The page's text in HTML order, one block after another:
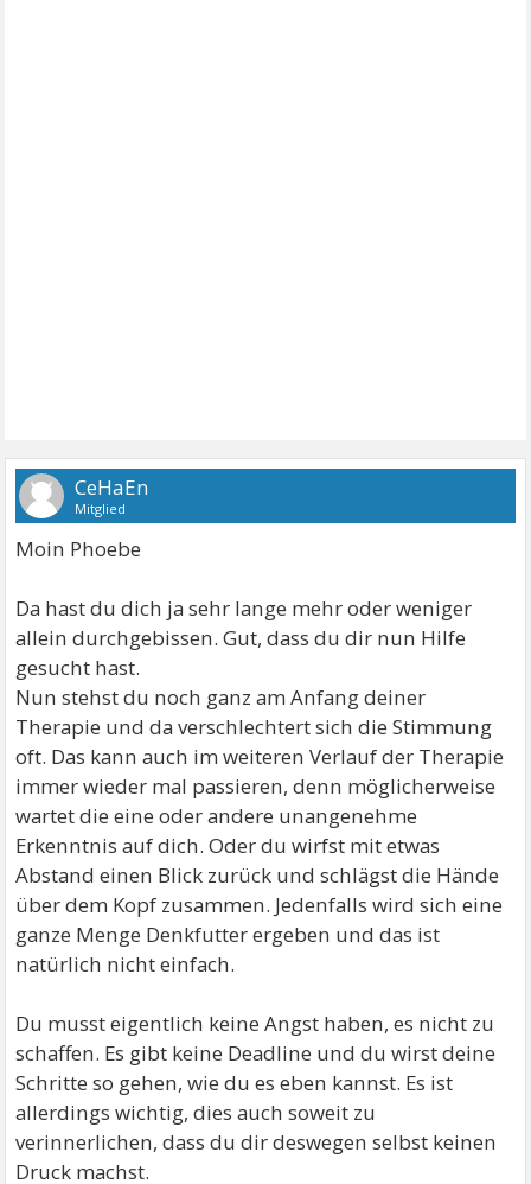
CeHaEn
Mitglied
Moin Phoebe
Da hast du dich ja sehr lange mehr oder weniger
allein durchgebissen. Gut, dass du dir nun Hilfe
gesucht hast.
Nun stehst du noch ganz am Anfang deiner
Therapie und da verschlechtert sich die Stimmung
oft. Das kann auch im weiteren Verlauf der Therapie
immer wieder mal passieren, denn möglicherweise
wartet die eine oder andere unangenehme
Erkenntnis auf dich. Oder du wirfst mit etwas
Abstand einen Blick zurück und schlägst die Hände
über dem Kopf zusammen. Jedenfalls wird sich eine
ganze Menge Denkfutter ergeben und das ist
natürlich nicht einfach.
Du musst eigentlich keine Angst haben, es nicht zu
schaffen. Es gibt keine Deadline und du wirst deine
Schritte so gehen, wie du es eben kannst. Es ist
allerdings wichtig, dies auch soweit zu
verinnerlichen, dass du dir deswegen selbst keinen
Druck machst.